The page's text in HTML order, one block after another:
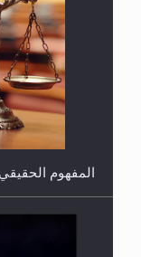
هل يجوز فتح
المحجبات؟
المفهوم